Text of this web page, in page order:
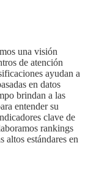
una visión
de atención
ayudan a
en datos
brindan a las
entender su
clave de
rankings
altos estándares en